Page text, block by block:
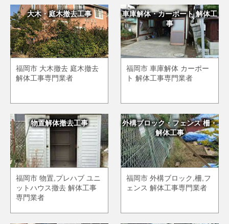
大木・庭木撤去工事
福岡市 大木撤去 庭木撤去
解体工事専門業者
車庫解体・カーポート 解体工
事
福岡市 車庫解体 カーポー
ト 解体工事専門業者
物置解体撤去工事
福岡市 物置,プレハブ ユニ
ットハウス撤去 解体工事
専門業者
外構ブロック・フェンス 柵・
解体工事
福岡市 外構ブロック,柵,フ
ェンス 解体工事専門業者